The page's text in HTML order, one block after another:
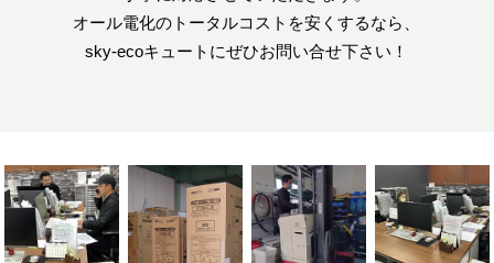
オール電化のトータルコストを安くするなら、
sky-ecoキュートにぜひお問い合せ下さい！